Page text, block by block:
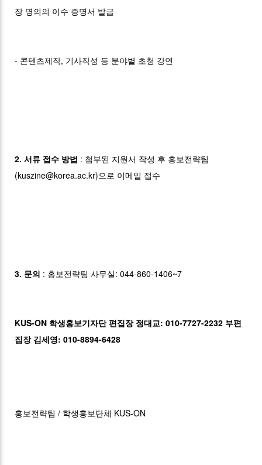
장 명의의 이수 증명서 발급
- 콘텐츠제작, 기사작성 등 분야별 초청 강연
2. 서류 접수 방법 : 첨부된 지원서 작성 후 홍보전략팀
(kuszine@korea.ac.kr)으로 이메일 접수
3. 문의 : 홍보전략팀 사무실: 044-860-1406~7
KUS-ON 학생홍보기자단 편집장 정대교: 010-7727-2232 부편
집장 김세영: 010-8894-6428
홍보전략팀 / 학생홍보단체 KUS-ON